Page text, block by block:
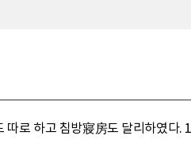
로 하고 침방寢房도 달리하였다